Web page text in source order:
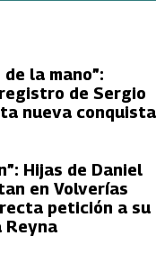
de la mano”:
de Sergio
nueva conquista
Hijas de Daniel
en Volverías
petición a su
Reyna